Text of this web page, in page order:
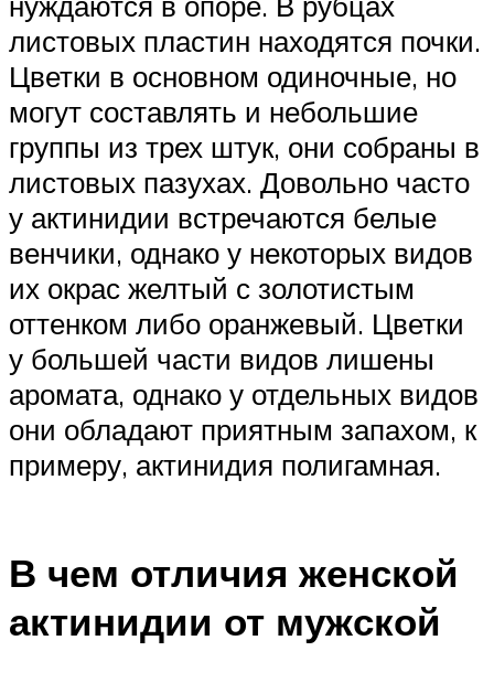
листовых пластин находятся почки.
Цветки в основном одиночные, но
могут составлять и небольшие
группы из трех штук, они собраны в
листовых пазухах. Довольно часто
у актинидии встречаются белые
венчики, однако у некоторых видов
их окрас желтый с золотистым
оттенком либо оранжевый. Цветки
у большей части видов лишены
аромата, однако у отдельных видов
они обладают приятным запахом, к
примеру, актинидия полигамная.
В чем отличия женской
актинидии от мужской